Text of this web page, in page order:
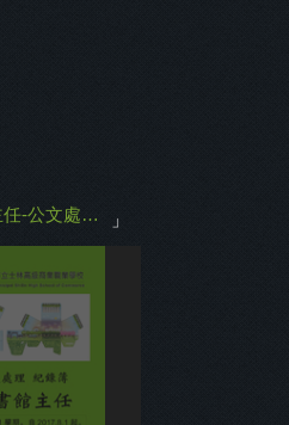
圖書館主任-公文處理紀錄簿(106學年第1學期) 」